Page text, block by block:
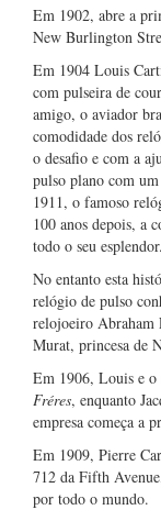
Em 1902, abre a
New Burlington
Em 1904 Louis
com pulseira de
amigo, o aviador
comodidade dos
o desafio e com a
pulso plano com
1911, o famoso
100 anos depois, a
todo o seu esplendor.
No entanto esta
relógio de pulso
relojoeiro Abraham
Murat, princesa de
Em 1906, Louis e o
Fréres, enquanto
empresa começa a
Em 1909, Pierre
712 da Fifth
por todo o mundo.